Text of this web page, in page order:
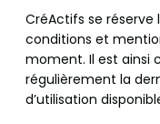
CréActifs se
conditions et
moment. Il est ainsi
régulièrement la
d’utilisation